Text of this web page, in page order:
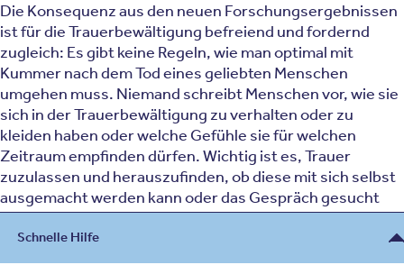
Schnelle Hilfe
Die Konsequenz aus den neuen Forschungsergebnissen
ist für die Trauerbewältigung befreiend und fordernd
zugleich: Es gibt keine Regeln, wie man optimal mit
Kummer nach dem Tod eines geliebten Menschen
umgehen muss. Niemand schreibt Menschen vor, wie sie
sich in der Trauerbewältigung zu verhalten oder zu
kleiden haben oder welche Gefühle sie für welchen
Zeitraum empfinden dürfen. Wichtig ist es, Trauer
zuzulassen und herauszufinden, ob diese mit sich selbst
ausgemacht werden kann oder das Gespräch gesucht
werden sollte.